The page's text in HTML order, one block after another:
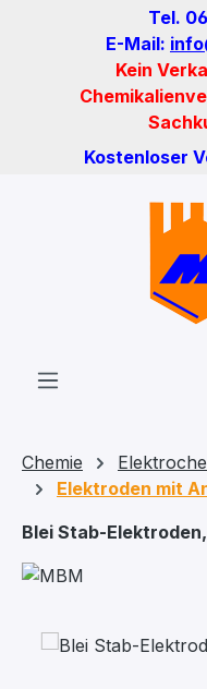
Zum Hauptinhalt Tel.
E-Mail:
Kein
Kostenloser
Chemie
Elektroden mit
Blei Stab-
Bildergalerie